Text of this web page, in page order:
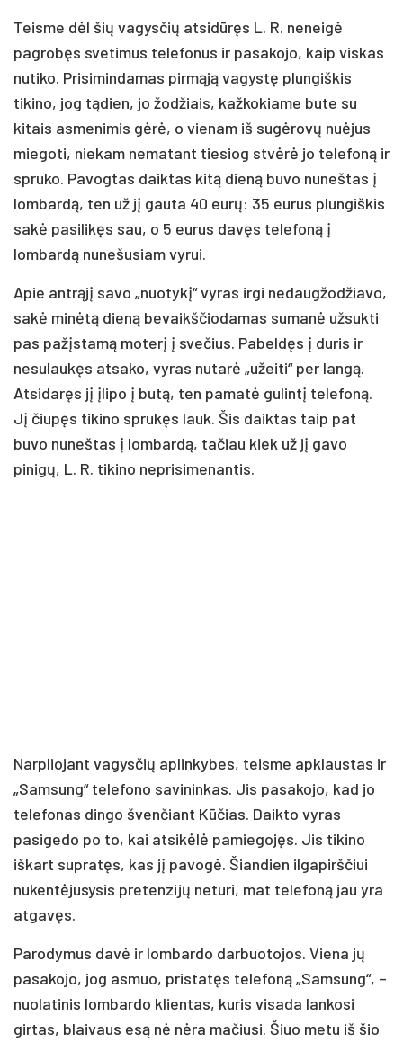
Teisme dėl šių vagysčių atsidūręs L. R. neneigė
pagrobęs svetimus telefonus ir pasakojo, kaip viskas
nutiko. Prisimindamas pirmąją vagystę plungiškis
tikino, jog tądien, jo žodžiais, kažkokiame bute su
kitais asmenimis gėrė, o vienam iš sugėrovų nuėjus
miegoti, niekam nematant tiesiog stvėrė jo telefoną ir
spruko. Pavogtas daiktas kitą dieną buvo nuneštas į
lombardą, ten už jį gauta 40 eurų: 35 eurus plungiškis
sakė pasilikęs sau, o 5 eurus davęs telefoną į
lombardą nunešusiam vyrui.
Apie antrąjį savo „nuotykį“ vyras irgi nedaugžodžiavo,
sakė minėtą dieną bevaikščiodamas sumanė užsukti
pas pažįstamą moterį į svečius. Pabeldęs į duris ir
nesulaukęs atsako, vyras nutarė „užeiti“ per langą.
Atsidaręs jį įlipo į butą, ten pamatė gulintį telefoną.
Jį čiupęs tikino sprukęs lauk. Šis daiktas taip pat
buvo nuneštas į lombardą, tačiau kiek už jį gavo
pinigų, L. R. tikino neprisimenantis.
Narpliojant vagysčių aplinkybes, teisme apklaustas ir
„Samsung“ telefono savininkas. Jis pasakojo, kad jo
telefonas dingo švenčiant Kūčias. Daikto vyras
pasigedo po to, kai atsikėlė pamiegojęs. Jis tikino
iškart supratęs, kas jį pavogė. Šiandien ilgapirščiui
nukentėjusysis pretenzijų neturi, mat telefoną jau yra
atgavęs.
Parodymus davė ir lombardo darbuotojos. Viena jų
pasakojo, jog asmuo, pristatęs telefoną „Samsung“, –
nuolatinis lombardo klientas, kuris visada lankosi
girtas, blaivaus esą nė nėra mačiusi. Šiuo metu iš šio